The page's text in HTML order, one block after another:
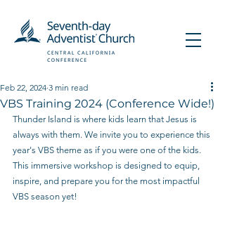
VBS Training 2024 (Conference Wide!)
Feb 22, 2024 3 min read
Thunder Island is where kids learn that Jesus is
always with them. We invite you to experience this
year's VBS theme as if you were one of the kids.
This immersive workshop is designed to equip,
inspire, and prepare you for the most impactful
VBS season yet!